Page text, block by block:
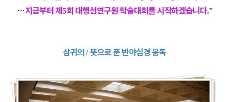
…지금부터 제5회 대행선연구원 학술대회를 시작하겠습니다.”
삼귀의 /뜻으로 푼 반야심경 봉독